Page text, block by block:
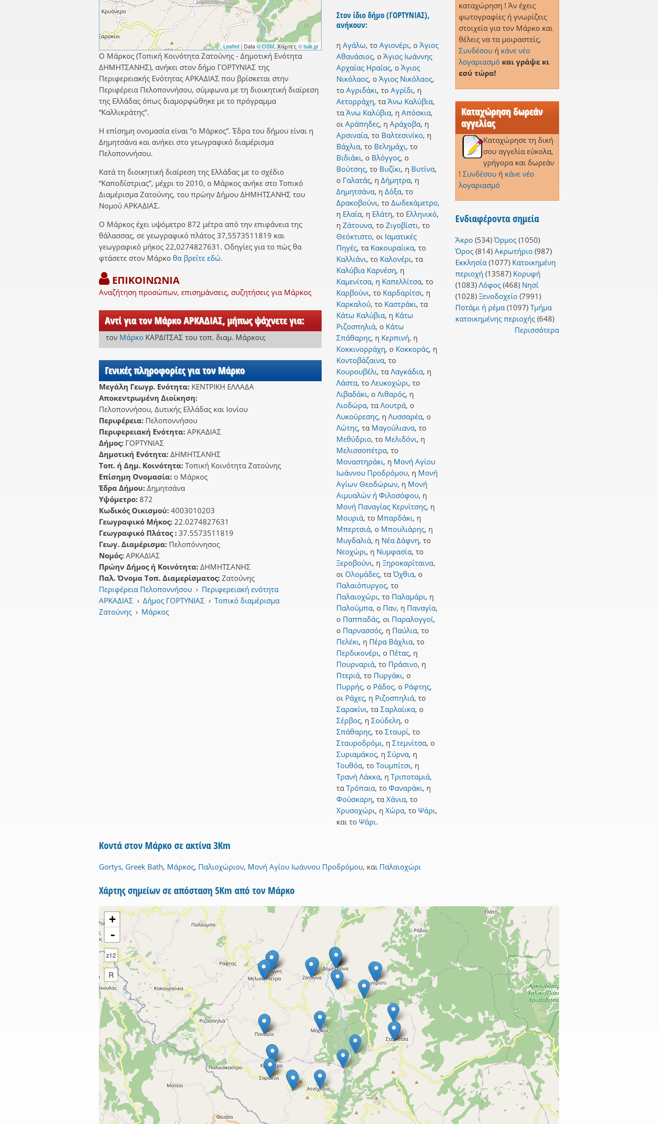
Leaflet | Data© OSM, Χάρτες © buk.gr
Ο Μάρκος (Τοπική Κοινότητα Ζατούνης - Δημοτική Ενότητα
ΔΗΜΗΤΣΑΝΗΣ), ανήκει στον δήμο ΓΟΡΤΥΝΙΑΣ της
Περιφερειακής Ενότητας ΑΡΚΑΔΙΑΣ που βρίσκεται στην
Περιφέρεια Πελοποννήσου, σύμφωνα με τη διοικητική διαίρεση
της Ελλάδας όπως διαμορφώθηκε με το πρόγραμμα
“Καλλικράτης”.
Η επίσημη ονομασία είναι “ο Μάρκος”. Έδρα του δήμου είναι η
Δημητσάνα και ανήκει στο γεωγραφικό διαμέρισμα
Πελοποννήσου.
Κατά τη διοικητική διαίρεση της Ελλάδας με το σχέδιο
“Καποδίστριας”, μέχρι το 2010, ο Μάρκος ανήκε στο Τοπικό
Διαμέρισμα Ζατούνης, του πρώην Δήμου ΔΗΜΗΤΣΑΝΗΣ του
Νομού ΑΡΚΑΔΙΑΣ.
Ο Μάρκος έχει υψόμετρο 872 μέτρα από την επιφάνεια της
θάλασσας, σε γεωγραφικό πλάτος 37,5573511819 και
γεωγραφικό μήκος 22,0274827631. Οδηγίες για το πώς θα
φτάσετε στον Μάρκο θα βρείτε εδώ.
ΕΠΙΚΟΙΝΩΝΙΑ
Αναζήτηση προσώπων, επισημάνσεις, συζητήσεις για Μάρκος
Αντί για τον Μάρκο ΑΡΚΑΔΙΑΣ, μήπως ψάχνετε για:
τον Μάρκο ΚΑΡΔΙΤΣΑΣ του τοπ. διαμ. Μάρκου;
Γενικές πληροφορίες για τον Μάρκο
Μεγάλη Γεωγρ. Ενότητα: ΚΕΝΤΡΙΚΗ ΕΛΛΑΔΑ
Αποκεντρωμένη Διοίκηση:
Πελοποννήσου, Δυτικής Ελλάδας και Ιονίου
Περιφέρεια: Πελοποννήσου
Περιφερειακή Ενότητα: ΑΡΚΑΔΙΑΣ
Δήμος: ΓΟΡΤΥΝΙΑΣ
Δημοτική Ενότητα: ΔΗΜΗΤΣΑΝΗΣ
Τοπ. ή Δημ. Κοινότητα: Τοπική Κοινότητα Ζατούνης
Επίσημη Ονομασία: ο Μάρκος
Έδρα Δήμου: Δημητσάνα
Υψόμετρο: 872
Κωδικός Οικισμού: 4003010203
Γεωγραφικό Μήκος: 22.0274827631
Γεωγραφικό Πλάτος : 37.5573511819
Γεωγ. Διαμέρισμα: Πελοπόννησος
Νομός: ΑΡΚΑΔΙΑΣ
Πρώην Δήμος ή Κοινότητα: ΔΗΜΗΤΣΑΝΗΣ
Παλ. Όνομα Τοπ. Διαμερίσματος: Ζατούνης
Περιφέρεια Πελοποννήσου › Περιφερειακή ενότητα
ΑΡΚΑΔΙΑΣ › Δήμος ΓΟΡΤΥΝΙΑΣ › Τοπικό διαμέρισμα
Ζατούνης › Μάρκος
Στον ίδιο δήμο (ΓΟΡΤΥΝΙΑΣ),
ανήκουν:
η Αγάλω, το Αγιονέρι, ο Άγιος
Αθανάσιος, ο Άγιος Ιωάννης
Αρχαίας Ηραίας, ο Άγιος
Νικόλαος, ο Άγιος Νικόλαος,
το Αγριδάκι, το Αγρίδι, η
Αετορράχη, τα Άνω Καλύβια,
τα Άνω Καλύβια, η Απόσκια,
οι Αράπηδες, η Αράχοβα, η
Αρσιναία, το Βαλτεσινίκο, η
Βάχλια, το Βελημάχι, το
Βιδιάκι, ο Βλόγγος, ο
Βούτσης, το Βυζίκι, η Βυτίνα,
ο Γαλατάς, η Δήμητρα, η
Δημητσάνα, η Δόξα, το
Δρακοβούνι, το Δωδεκάμετρο,
η Ελαία, η Ελάτη, το Ελληνικό,
η Ζάτουνα, το Ζιγοβίστι, το
Θεόκτιστο, οι Ιαματικές
Πηγές, τα Κακουραίικα, το
Καλλιάνι, το Καλονέρι, τα
Καλύβια Καρνέση, η
Καμενίτσα, η Καπελλίτσα, το
Καρβούνι, το Καρδαρίτσι, η
Καρκαλού, το Καστράκι, τα
Κάτω Καλύβια, η Κάτω
Ριζοσπηλιά, ο Κάτω
Σπάθαρης, η Κερπινή, η
Κοκκινορράχη, ο Κοκκοράς, η
Κοντοβάζαινα, το
Κουρουβέλι, τα Λαγκάδια, η
Λάστα, το Λευκοχώρι, το
Λιβαδάκι, ο Λιθαρός, η
Λιοδώρα, τα Λουτρά, ο
Λυκούρεσης, η Λυσσαρέα, ο
Λώτης, τα Μαγούλιανα, το
Μεθύδριο, το Μελιδόνι, η
Μελισσοπέτρα, το
Μοναστηράκι, η Μονή Αγίου
Ιωάννου Προδρόμου, η Μονή
Αγίων Θεοδώρων, η Μονή
Αιμυαλών ή Φιλοσόφου, η
Μονή Παναγίας Κερνίτσης, η
Μουριά, το Μπαρδάκι, η
Μπερτσιά, ο Μπουλιάρης, η
Μυγδαλιά, η Νέα Δάφνη, το
Νεοχώρι, η Νυμφασία, το
Ξεροβούνι, η Ξηροκαρίταινα,
οι Ολομάδες, τα Όχθια, ο
Παλαιόπυργος, το
Παλαιοχώρι, το Παλαμάρι, η
Παλούμπα, ο Παν, η Παναγία,
ο Παππαδάς, οι Παραλογγοί,
ο Παρνασσός, η Παύλια, το
Πελέκι, η Πέρα Βάχλια, το
Περδικονέρι, ο Πέτας, η
Πουρναριά, το Πράσινο, η
Πτεριά, το Πυργάκι, ο
Πυρρής, ο Ράδος, ο Ράφτης,
οι Ράχες, η Ριζοσπηλιά, το
Σαρακίνι, τα Σαρλαίικα, ο
Σέρβος, η Σούδελη, ο
Σπάθαρης, το Σταυρί, το
Σταυροδρόμι, η Στεμνίτσα, ο
Συριαμάκος, η Σύρνα, η
Τουθόα, το Τουμπίτσι, η
Τρανή Λάκκα, η Τριποταμιά,
τα Τρόπαια, το Φαναράκι, η
Φούσκαρη, τα Χάνια, το
Χρυσοχώρι, η Χώρα, το Ψάρι,
και το Ψάρι.
καταχώρηση ! Άν έχεις
φωτογραφίες ή γνωρίζεις
στοιχεία για τον Μάρκο και
θέλεις να τα μοιραστείς,
Συνδέσουή κάνε νέο
λογαριασμό και γράψε κι
εσύ τώρα!
Καταχώρηση δωρεάν
αγγελίας
Καταχώρησε τη δική
σου αγγελία εύκολα,
γρήγορα και δωρεάν
! Συνδέσουή κάνε νέο
λογαριασμό
Ενδιαφέροντα σημεία
Άκρο(534) Όρμος(1050)
Όρος(814) Ακρωτήριο(987)
Εκκλησία(1077) Κατοικημένη
περιοχή (13587) Κορυφή
(1083) Λόφος(468) Νησί
(1028) Ξενοδοχείο(7991)
Ποτάμι ή ρέμα(1097) Τμήμα
κατοικημένης περιοχής(648)
Περισσότερα
Κοντά στον Μάρκο σε ακτίνα 3Km
Gortys, Greek Bath, Μάρκος, Παλιοχώριον, Μονή Αγίου Ιωάννου Προδρόμου, και Παλαιοχώρι
Χάρτης σημείων σε απόσταση 5Km από τον Μάρκο
+
-
z12
R